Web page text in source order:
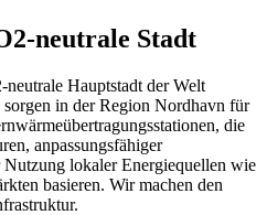
neutrale Stadt
Hauptstadt der Welt
in der Region Nordhavn für
die
anpassungsfähiger
Nutzung lokaler Energiequellen wie
basieren. Wir machen den